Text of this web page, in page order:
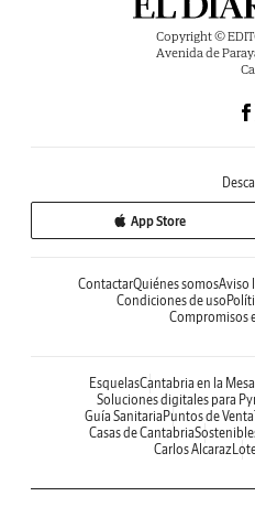
Copyright ©
Avenida de
App Store
ContactarQuiénes somosAviso
Condiciones de uso
Compromisos
EsquelasCantabria en la Mesa
Soluciones digitales para
Guía Sanitaria Puntos de Venta
Casas de Cantabria
Carlos Alcaraz